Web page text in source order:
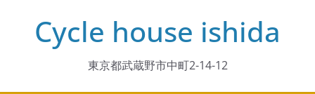
Cycle house ishida
東京都武蔵野市中町2-14-12